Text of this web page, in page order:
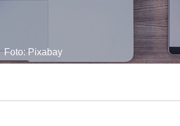
Foto: Pixabay